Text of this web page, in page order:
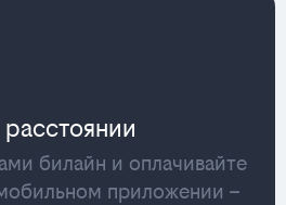
билайн и оплачивайте
приложении –